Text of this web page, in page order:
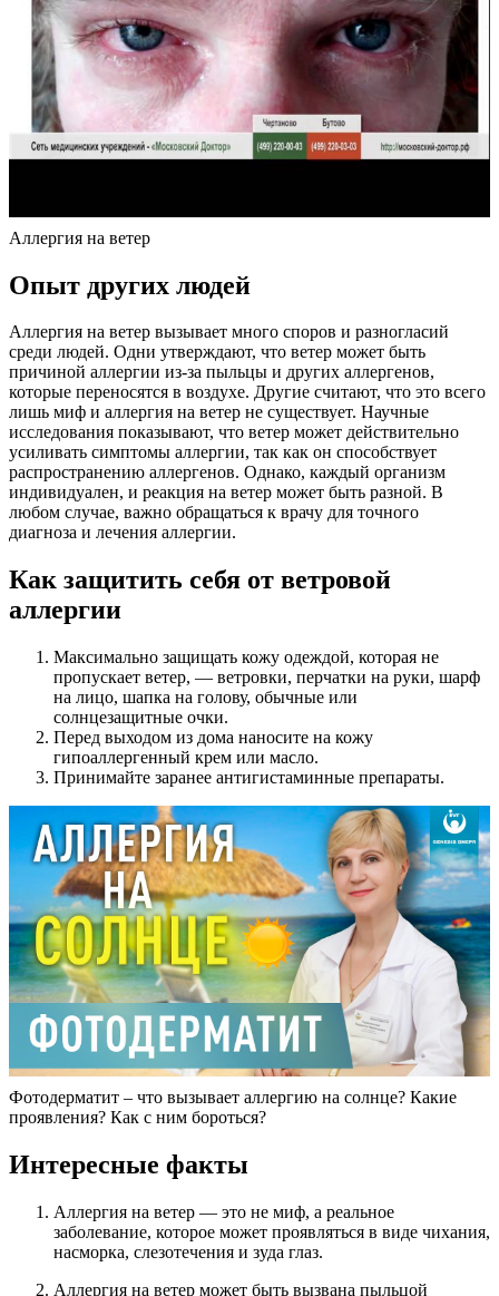
Аллергия на ветер
Опыт других людей
Аллергия на ветер вызывает много споров и разногласий
среди людей. Одни утверждают, что ветер может быть
причиной аллергии из-за пыльцы и других аллергенов,
которые переносятся в воздухе. Другие считают, что это всего
лишь миф и аллергия на ветер не существует. Научные
исследования показывают, что ветер может действительно
усиливать симптомы аллергии, так как он способствует
распространению аллергенов. Однако, каждый организм
индивидуален, и реакция на ветер может быть разной. В
любом случае, важно обращаться к врачу для точного
диагноза и лечения аллергии.
Как защитить себя от ветровой
аллергии
Максимально защищать кожу одеждой, которая не
пропускает ветер, — ветровки, перчатки на руки, шарф
на лицо, шапка на голову, обычные или
солнцезащитные очки.
Перед выходом из дома наносите на кожу
гипоаллергенный крем или масло.
Принимайте заранее антигистаминные препараты.
Фотодерматит – что вызывает аллергию на солнце? Какие
проявления? Как с ним бороться?
Интересные факты
Аллергия на ветер — это не миф, а реальное
заболевание, которое может проявляться в виде чихания,
насморка, слезотечения и зуда глаз.
Аллергия на ветер может быть вызвана пыльцой